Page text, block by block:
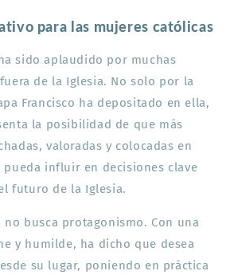
para las mujeres católicas
sido aplaudido por muchas
de la Iglesia. No solo por la
Francisco ha depositado en ella,
la posibilidad de que más
valoradas y colocadas en
pueda influir en decisiones clave
futuro de la Iglesia.
no busca protagonismo. Con una
y humilde, ha dicho que desea
su lugar, poniendo en práctica